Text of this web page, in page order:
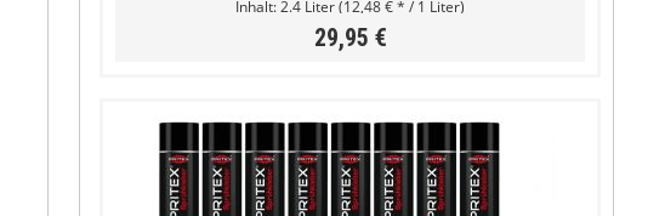
Inhalt:2.4 Liter(12,48 € * / 1 Liter)
29,95 €